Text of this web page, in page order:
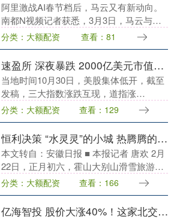
阿里激战AI春节档后，马云又有新动向。
南都N视频记者获悉，3月3日，马云与阿
里、蚂蚁的核心管理层来到杭州云谷学
校，与校长、老师们畅谈AI带来的挑战和
机会。 公开....
分类：大额配资 查看：81
速盈所 深夜暴跌 2000亿美元市值蒸发！
当地时间10月30日，美股集体低开，截至
发稿，三大指数涨跌互现，道指涨
0.72%，报47973.21点；标普500指数跌
0.29%，报6870.71点；纳指跌0....
分类：大额配资 查看：129
恒利决策 “水灵灵”的小城 热腾腾的新年
本文转自：安徽日报 ■ 本报记者 唐欢 2月
22日，正月初六，霍山大别山滑雪旅游度
假区的雪道上人头攒动，在一阵欢呼声
中，来自南京的游客张明辉一家从山顶滑
下。“孩....
分类：大额配资 查看：166
亿海智投 股价大涨40%！这家北交所公司，最新公告！